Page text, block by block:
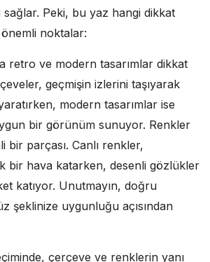
Peki, bu yaz hangi dikkat
noktalar:
retro ve modern tasarımlar dikkat
geçmişin izlerini taşıyarak
modern tasarımlar ise
bir görünüm sunuyor. Renkler
bir parçası. Canlı renkler,
bir hava katarken, desenli gözlükler
katıyor. Unutmayın, doğru
şeklinize uygunluğu açısından
çerçeve ve renklerin yanı